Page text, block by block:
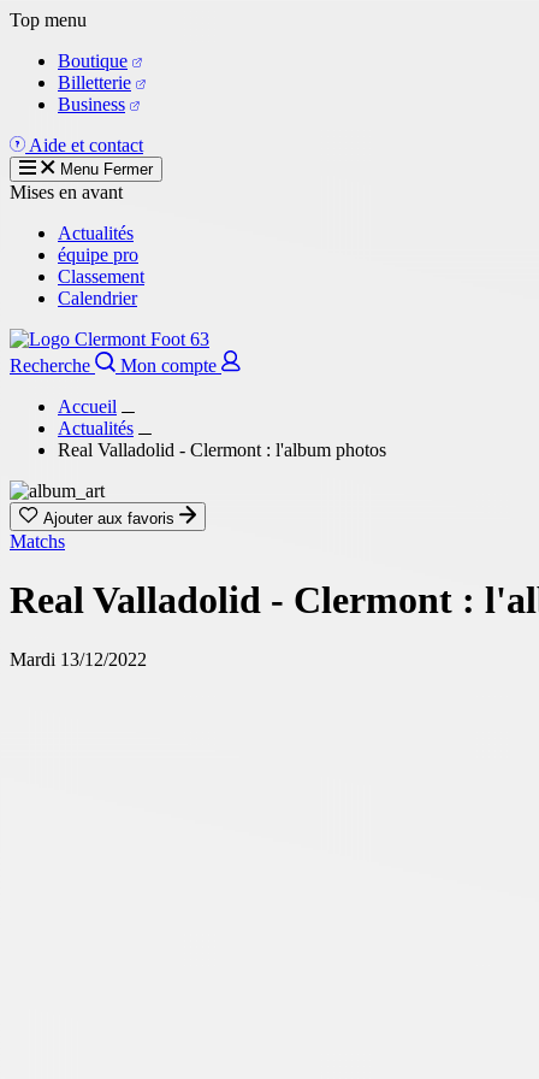
Aller
contenu
principal
Top menu
Boutique
Billetterie
Business
Aide et contact
Menu Fermer
Mises en avant
Actualités
équipe pro
Classement
Calendrier
Recherche
Mon compte
Accueil
Actualités
Real Valladolid - Clermont : l'album photos
Ajouter aux favoris
Matchs
Real Valladolid - Clermont :
Mardi 13/12/2022